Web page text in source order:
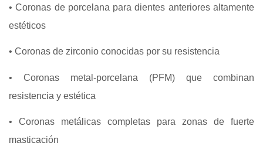
• Coronas de porcelana para dientes anteriores altamente
estéticos
• Coronas de zirconio conocidas por su resistencia
• Coronas metal‑porcelana (PFM) que combinan
resistencia y estética
• Coronas metálicas completas para zonas de fuerte
masticación